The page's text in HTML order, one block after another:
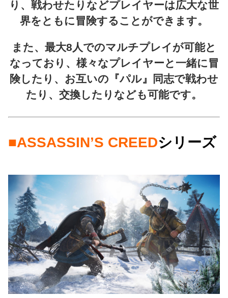
り、戦わせたりなどプレイヤーは広大な世
界をともに冒険することができます。
また、最大8人でのマルチプレイが可能と
なっており、様々なプレイヤーと一緒に冒
険したり、お互いの『パル』同志で戦わせ
たり、交換したりなども可能です。
■ASSASSIN’S CREEDシリーズ